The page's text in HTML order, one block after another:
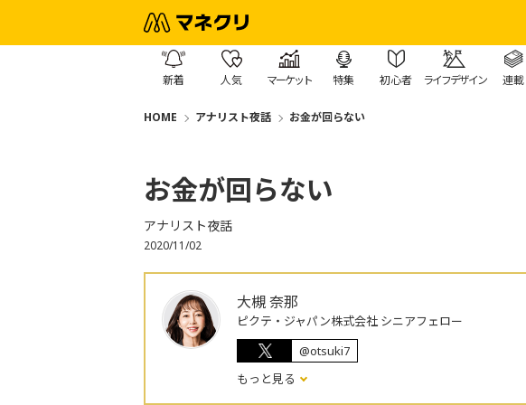
新着 人気 マーケット 特集 初心者 ライフデザイン 連載
HOME アナリスト夜話 お金が回らない
お金が回らない
アナリスト夜話
2020/11/02
大槻 奈那
ピクテ・ジャパン株式会社 シニアフェロー
@otsuki7
もっと見る